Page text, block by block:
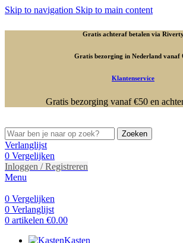
Skip to navigation Skip to main content
Gratis achteraf betalen via
Gratis bezorging in Nederland vanaf
Klantenservice
Gratis bezorging vanaf €50 en
Zoeken
Verlanglijst
0 Vergelijken
Inloggen / Registreren
Menu
0 Vergelijken
0 Verlanglijst
0 artikelen €0.00
Kasten